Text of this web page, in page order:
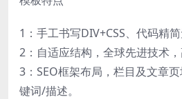
1：手工书写DIV+CSS、代码精简
2：自适应结构，全球先进技术，
3：SEO框架布局，栏目及文章
键词/描述。